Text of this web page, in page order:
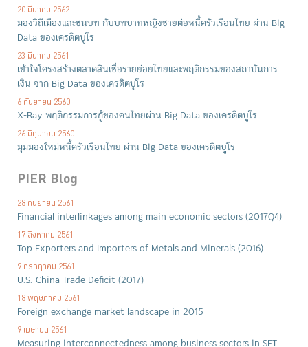
20 มีนาคม 2562
มองวิถีเมืองและชนบท กับบทบาทหญิงชายต่อหนี้ครัวเรือนไทย ผ่าน Big
Data ของเครดิตบูโร
23 มีนาคม 2561
เข้าใจโครงสร้างตลาดสินเชื่อรายย่อยไทยและพฤติกรรมของสถาบันการ
เงิน จาก Big Data ของเครดิตบูโร
6 กันยายน 2560
X-Ray พฤติกรรมการกู้ของคนไทยผ่าน Big Data ของเครดิตบูโร
26 มิถุนายน 2560
มุมมองใหม่หนี้ครัวเรือนไทย ผ่าน Big Data ของเครดิตบูโร
PIER Blog
28 กันยายน 2561
Financial interlinkages among main economic sectors (2017Q4)
17 สิงหาคม 2561
Top Exporters and Importers of Metals and Minerals (2016)
9 กรกฎาคม 2561
U.S.-China Trade Deficit (2017)
18 พฤษภาคม 2561
Foreign exchange market landscape in 2015
9 เมษายน 2561
Measuring interconnectedness among business sectors in SET